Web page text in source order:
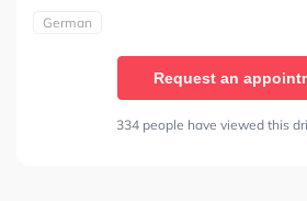
German
Request an
334 people have viewed this